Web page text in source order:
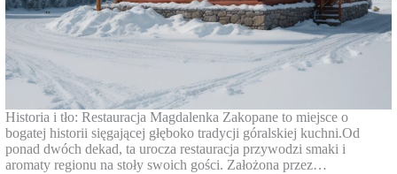
Historia i tło: Restauracja Magdalenka Zakopane to miejsce o
bogatej historii sięgającej głęboko tradycji góralskiej kuchni.Od
ponad dwóch dekad, ta urocza restauracja przywodzi smaki i
aromaty regionu na stoły swoich gości. Założona przez…